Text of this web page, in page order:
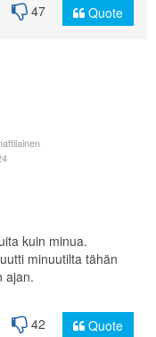
47 Quote
kuin minua.
minuutilta tähän
ajan.
42 Quote